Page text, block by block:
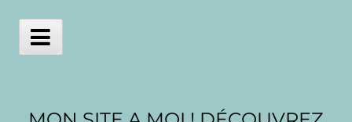
contentMain